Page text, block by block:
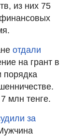
из них 75
отдали
на грант в
порядка
млн тенге.
за